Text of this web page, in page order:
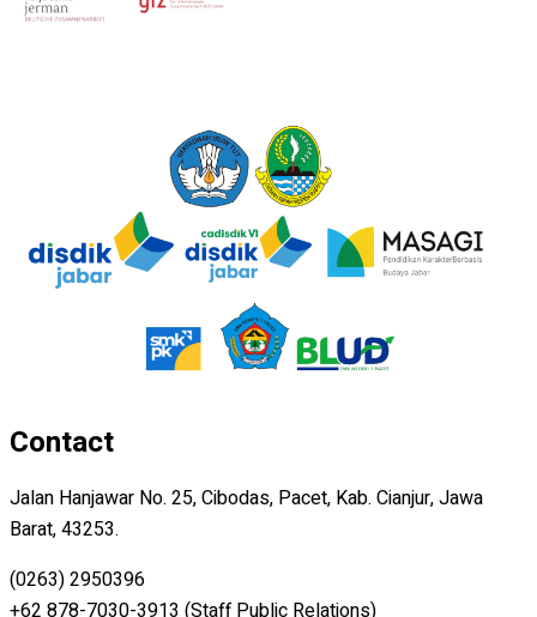
Contact
Jalan Hanjawar No. 25, Cibodas, Pacet, Kab. Cianjur, Jawa
Barat, 43253.
(0263) 2950396